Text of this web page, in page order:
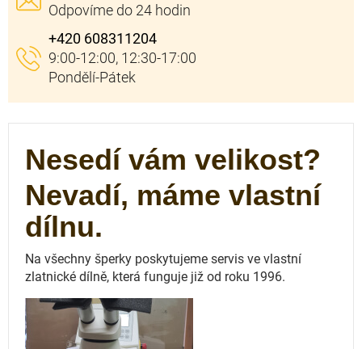
+420 608311204
Nesedí vám velikost?
Nevadí, máme vlastní
dílnu.
Na všechny šperky poskytujeme servis ve vlastní
zlatnické dílně, která funguje již od roku 1996.